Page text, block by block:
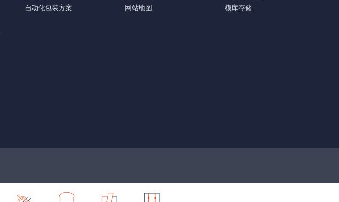
自动化包装方案
网站地图
模库存储